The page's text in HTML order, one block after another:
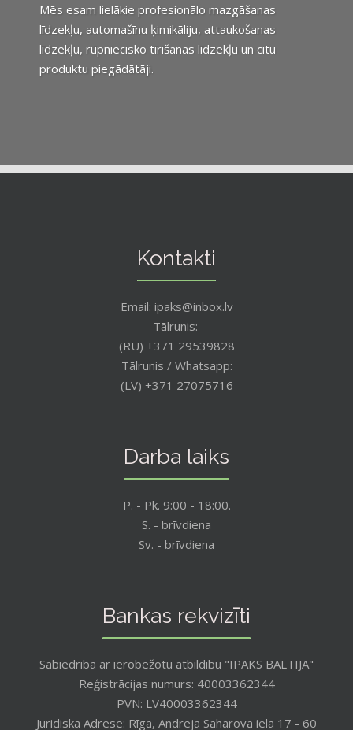
Mēs esam lielākie profesionālo mazgāšanas
līdzekļu, automašīnu ķimikāliju, attaukošanas
līdzekļu, rūpniecisko tīrīšanas līdzekļu un citu
produktu piegādātāji.
Kontakti
Email: ipaks@inbox.lv
Tālrunis:
(RU) +371 29539828
Tālrunis / Whatsapp:
(LV) +371 27075716
Darba laiks
P. - Pk. 9:00 - 18:00.
S. - brīvdiena
Sv. - brīvdiena
Bankas rekvizīti
Sabiedrība ar ierobežotu atbildību "IPAKS BALTIJA"
Reģistrācijas numurs: 40003362344
PVN: LV40003362344
Juridiska Adrese: Rīga, Andreja Saharova iela 17 - 60